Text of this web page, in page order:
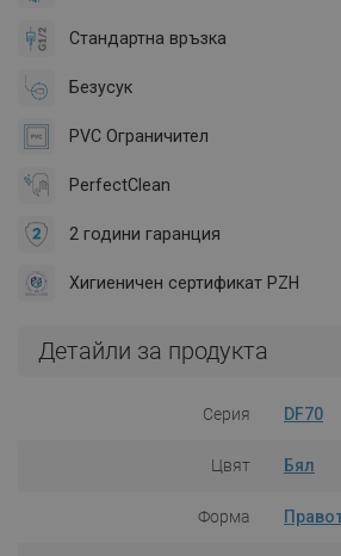
Стандартна връзка
Безусук
PVC Ограничител
PerfectClean
2 години гаранция
Хигиеничен сертификат PZH
Детайли за продукта
Серия DF70
Цвят Бял
Форма